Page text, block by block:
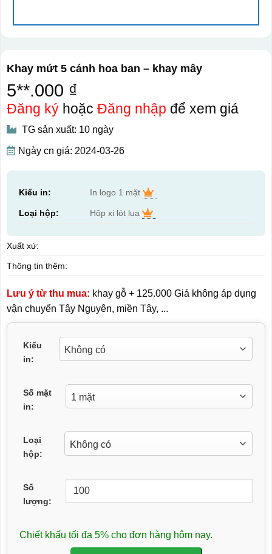
Khay mứt 5 cánh hoa ban – khay mây
5**.000 ₫
Đăng kýhoặc Đăng nhập để xem giá
TG sản xuất: 10 ngày
Ngày cn giá: 2024-03-26
Kiểu in: In logo 1 mặt
Loại hộp: Hộp xi lót lụa
Xuất xứ:
Thông tin thêm:
Lưu ý từ thu mua: khay gỗ + 125.000 Giá không áp dụng
vận chuyển Tây Nguyên, miền Tây, ...
Kiểu
in:
Số mặt
in:
Loại
hộp:
Số
lượng:
Chiết khấu tối đa 5% cho đơn hàng hôm nay.